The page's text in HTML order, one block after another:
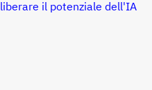
liberare il potenziale dell'IA